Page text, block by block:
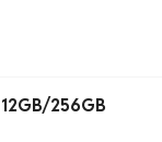
256GB